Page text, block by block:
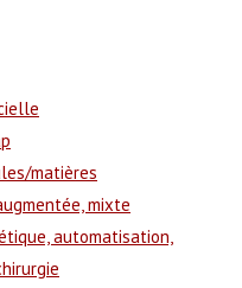
matières
mixte
automatisation,